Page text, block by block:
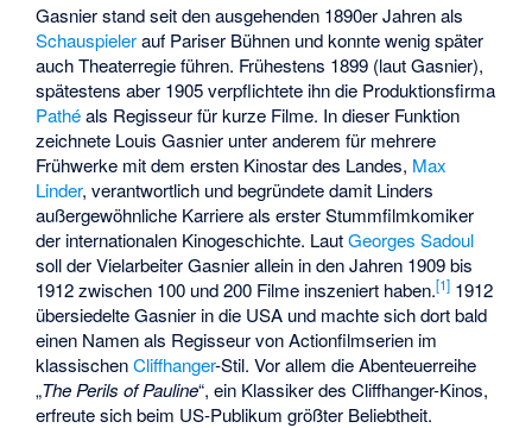
Gasnier stand seit den ausgehenden 1890er Jahren als
Schauspielerauf Pariser Bühnen und konnte wenig später
auch Theaterregie führen. Frühestens 1899 (laut Gasnier),
spätestens aber 1905 verpflichtete ihn die Produktionsfirma
Pathéals Regisseur für kurze Filme. In dieser Funktion
zeichnete Louis Gasnier unter anderem für mehrere
Frühwerke mit dem ersten Kinostar des Landes, Max
Linder, verantwortlich und begründete damit Linders
außergewöhnliche Karriere als erster Stummfilmkomiker
der internationalen Kinogeschichte. LautGeorges Sadoul
soll der Vielarbeiter Gasnier allein in den Jahren 1909 bis
1912 zwischen 100 und 200 Filme inszeniert haben.[1] 1912
übersiedelte Gasnier in die USA und machte sich dort bald
einen Namen als Regisseur von Actionfilmserien im
klassischenCliffhanger-Stil. Vor allem die Abenteuerreihe
„The Perils of Pauline“, ein Klassiker des Cliffhanger-Kinos,
erfreute sich beim US-Publikum größter Beliebtheit.